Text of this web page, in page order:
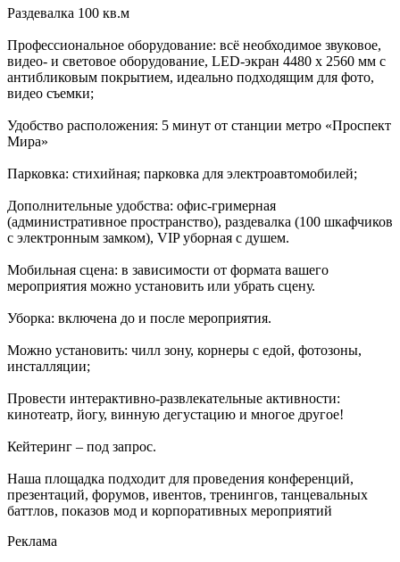
Раздевалка 100 кв.м
Профессиональное оборудование: всё необходимое звуковое,
видео- и световое оборудование, LED-экран 4480 х 2560 мм с
антибликовым покрытием, идеально подходящим для фото,
видео съемки;
Удобство расположения: 5 минут от станции метро «Проспект
Мира»
Парковка: стихийная; парковка для электроавтомобилей;
Дополнительные удобства: офис-гримерная
(административное пространство), раздевалка (100 шкафчиков
с электронным замком), VIP уборная с душем.
Мобильная сцена: в зависимости от формата вашего
мероприятия можно установить или убрать сцену.
Уборка: включена до и после мероприятия.
Можно установить: чилл зону, корнеры с едой, фотозоны,
инсталляции;
Провести интерактивно-развлекательные активности:
кинотеатр, йогу, винную дегустацию и многое другое!
Кейтеринг – под запрос.
Наша площадка подходит для проведения конференций,
презентаций, форумов, ивентов, тренингов, танцевальных
баттлов, показов мод и корпоративных мероприятий
Реклама